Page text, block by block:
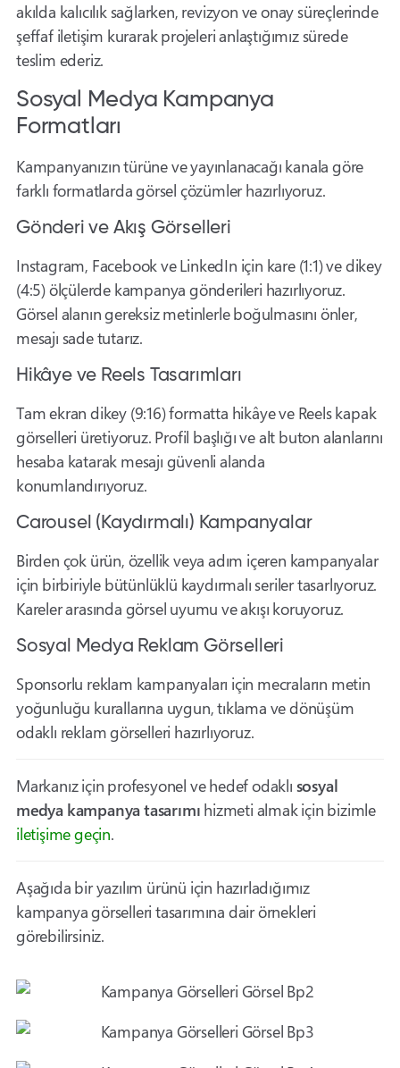
akılda kalıcılık sağlarken, revizyon ve onay süreçlerinde
şeffaf iletişim kurarak projeleri anlaştığımız sürede
teslim ederiz.
Sosyal Medya Kampanya
Formatları
Kampanyanızın türüne ve yayınlanacağı kanala göre
farklı formatlarda görsel çözümler hazırlıyoruz.
Gönderi ve Akış Görselleri
Instagram, Facebook ve LinkedIn için kare (1:1) ve dikey
(4:5) ölçülerde kampanya gönderileri hazırlıyoruz.
Görsel alanın gereksiz metinlerle boğulmasını önler,
mesajı sade tutarız.
Hikâye ve Reels Tasarımları
Tam ekran dikey (9:16) formatta hikâye ve Reels kapak
görselleri üretiyoruz. Profil başlığı ve alt buton alanlarını
hesaba katarak mesajı güvenli alanda
konumlandırıyoruz.
Carousel (Kaydırmalı) Kampanyalar
Birden çok ürün, özellik veya adım içeren kampanyalar
için birbiriyle bütünlüklü kaydırmalı seriler tasarlıyoruz.
Kareler arasında görsel uyumu ve akışı koruyoruz.
Sosyal Medya Reklam Görselleri
Sponsorlu reklam kampanyaları için mecraların metin
yoğunluğu kurallarına uygun, tıklama ve dönüşüm
odaklı reklam görselleri hazırlıyoruz.
Markanız için profesyonel ve hedef odaklı sosyal
medya kampanya tasarımı hizmeti almak için bizimle
iletişime geçin.
Aşağıda bir yazılım ürünü için hazırladığımız
kampanya görselleri tasarımına dair örnekleri
görebilirsiniz.